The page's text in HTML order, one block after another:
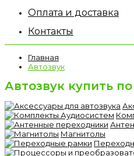
Оплата и доставка
Контакты
Главная
Автозвук
Автозвук купить
Магнитолы